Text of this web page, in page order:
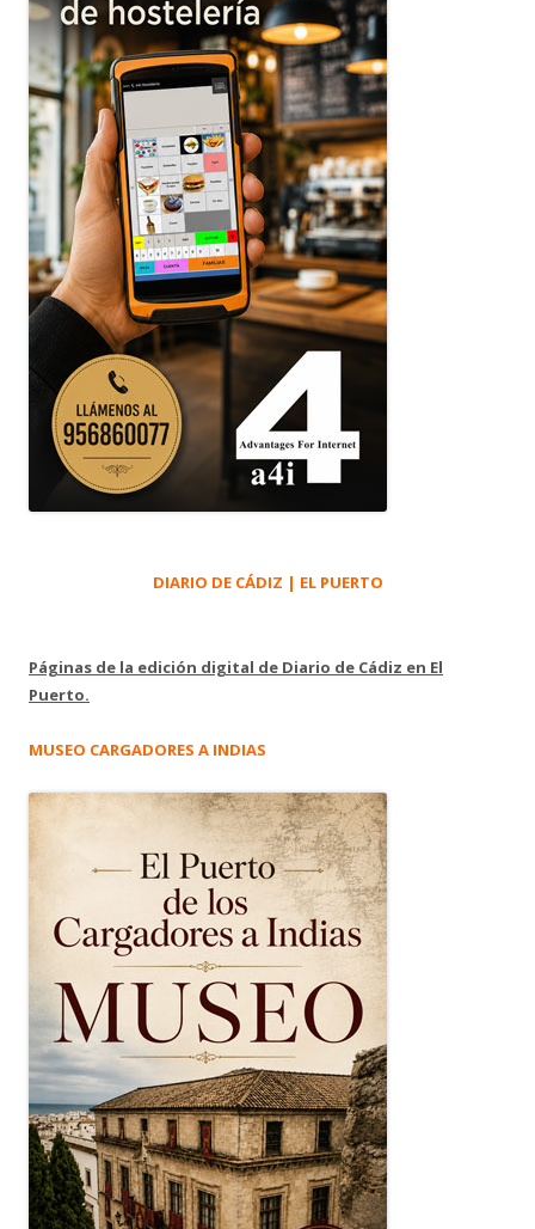
DIARIO DE CÁDIZ | EL PUERTO
Páginas de la edición digital de Diario de Cádiz en El
Puerto.
MUSEO CARGADORES A INDIAS